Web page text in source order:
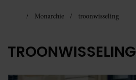
Monarchie troonwisseling
TROONWISSELING